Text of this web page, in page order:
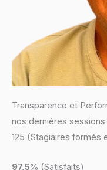
Transparence et
nos dernières
125 (Stagiaires formés
97,5% (Satisfaits)